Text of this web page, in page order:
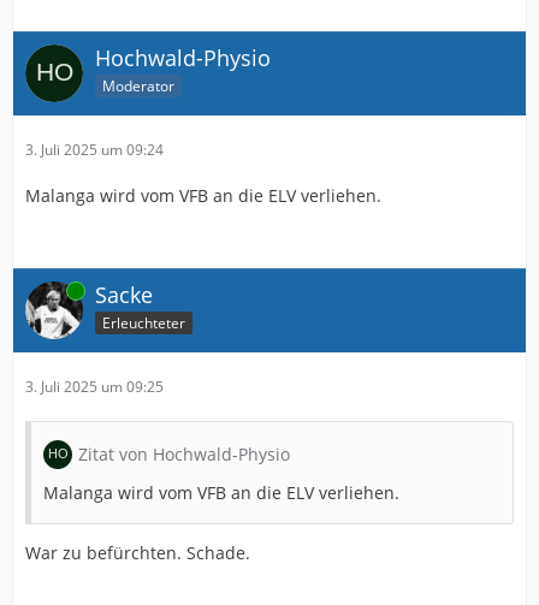
Hochwald-Physio
Moderator
3. Juli 2025 um 09:24
Malanga wird vom VFB an die ELV verliehen.
Online Sacke
Erleuchteter
3. Juli 2025 um 09:25
Zitat von Hochwald-Physio
Malanga wird vom VFB an die ELV verliehen.
War zu befürchten. Schade.